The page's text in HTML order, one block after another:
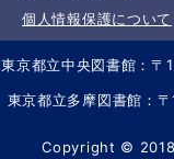
個人情報保護について
東京都立中央図書館：
東京都立多摩図書館
Copyright © 2018